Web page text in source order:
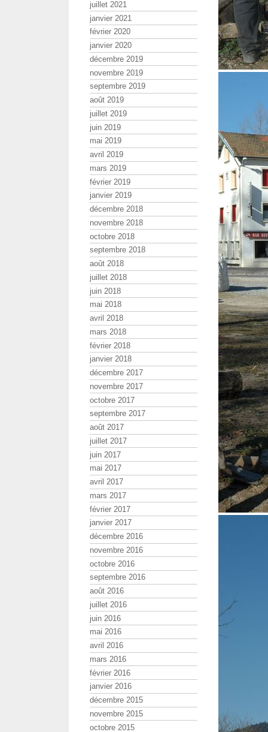
juillet 2021
janvier 2021
février 2020
janvier 2020
décembre 2019
novembre 2019
septembre 2019
août 2019
juillet 2019
juin 2019
mai 2019
avril 2019
mars 2019
février 2019
janvier 2019
décembre 2018
novembre 2018
octobre 2018
septembre 2018
août 2018
juillet 2018
juin 2018
mai 2018
avril 2018
mars 2018
février 2018
janvier 2018
décembre 2017
novembre 2017
octobre 2017
septembre 2017
août 2017
juillet 2017
juin 2017
mai 2017
avril 2017
mars 2017
février 2017
janvier 2017
décembre 2016
novembre 2016
octobre 2016
septembre 2016
août 2016
juillet 2016
juin 2016
mai 2016
avril 2016
mars 2016
février 2016
janvier 2016
décembre 2015
novembre 2015
octobre 2015